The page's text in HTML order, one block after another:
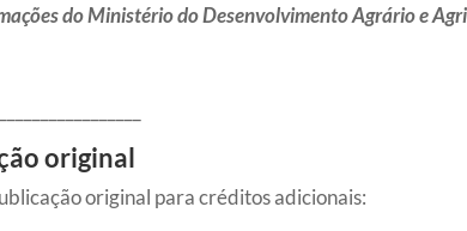
do Ministério do Desenvolvimento Agrário e
original
original para créditos adicionais: